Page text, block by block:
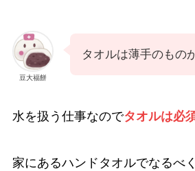
豆大福餅
タオルは薄手のもの
水を扱う仕事なのでタオルは必
家にあるハンドタオルでなるべ